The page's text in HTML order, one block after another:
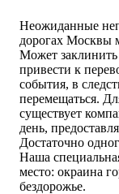
Неожиданные
дорогах Москвы
Может заклинить
привести к
события, в
перемещаться.
существует
день,
Достаточно
Наша
место: окраина
бездорожье.